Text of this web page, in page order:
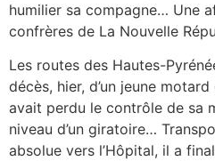
humilier sa compagne… Une
confrères de La Nouvelle
Les routes des Hautes-
décès, hier, d’un jeune
avait perdu le contrôle de sa
niveau d’un giratoire…
absolue vers l’Hôpital, il a